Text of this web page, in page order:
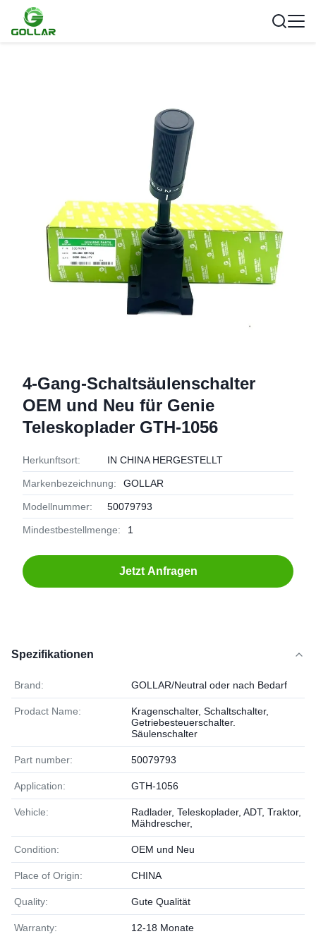
4-Gang-Schaltsäulenschalter
OEM und Neu für Genie
Teleskoplader GTH-1056
Herkunftsort: IN CHINA HERGESTELLT
Markenbezeichnung: GOLLAR
Modellnummer: 50079793
Mindestbestellmenge: 1
Jetzt Anfragen
Spezifikationen
Brand: GOLLAR/Neutral oder nach Bedarf
Prodact Name:
Kragenschalter, Schaltschalter,
Getriebesteuerschalter.
Säulenschalter
Part number: 50079793
Application: GTH-1056
Vehicle:
Radlader, Teleskoplader, ADT, Traktor,
Mähdrescher,
Condition: OEM und Neu
Place of Origin: CHINA
Quality: Gute Qualität
Warranty: 12-18 Monate